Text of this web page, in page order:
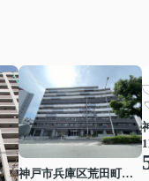
神戸市兵庫区荒田町１丁目